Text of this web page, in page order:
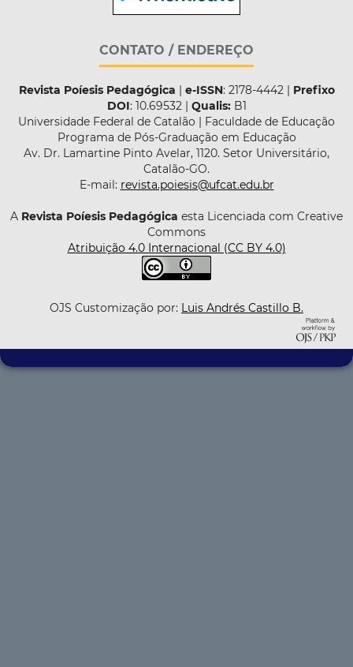
CONTATO / ENDEREÇO
Revista Poíesis Pedagógica | e-ISSN: 2178-4442 | Prefixo
DOI: 10.69532 | Qualis:B1
Universidade Federal de Catalão | Faculdade de Educação
Programa de Pós-Graduação em Educação
Av. Dr. Lamartine Pinto Avelar, 1120. Setor Universitário,
Catalão-GO.
E-mail: revista.poiesis@ufcat.edu.br
A Revista Poíesis Pedagógica esta Licenciada com Creative
Commons
Atribuição 4.0 Internacional (CC BY 4.0)
OJS Customização por: Luis Andrés Castillo B.